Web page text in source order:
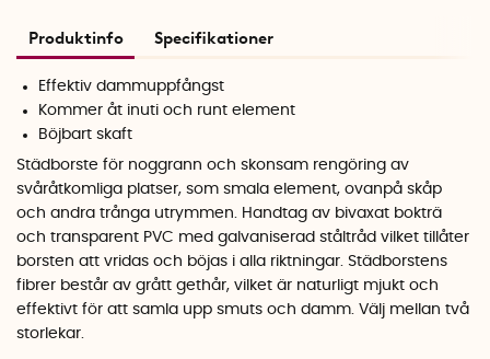
Produktinfo Specifikationer
Effektiv dammuppfångst
Kommer åt inuti och runt element
Böjbart skaft
Städborste för noggrann och skonsam rengöring av
svåråtkomliga platser, som smala element, ovanpå skåp
och andra trånga utrymmen. Handtag av bivaxat bokträ
och transparent PVC med galvaniserad ståltråd vilket tillåter
borsten att vridas och böjas i alla riktningar. Städborstens
fibrer består av grått gethår, vilket är naturligt mjukt och
effektivt för att samla upp smuts och damm. Välj mellan två
storlekar.